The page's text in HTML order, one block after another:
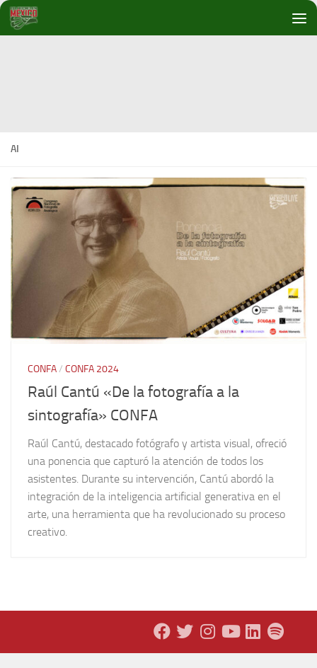
Debajo del contenido
AI
CONFA/ CONFA 2024
Raúl Cantú «De la fotografía a la
sintografía» CONFA
Raúl Cantú, destacado fotógrafo y artista visual, ofreció
una ponencia que capturó la atención de todos los
asistentes. Durante su intervención, Cantú abordó la
integración de la inteligencia artificial generativa en el
arte, una herramienta que ha revolucionado su proceso
creativo.